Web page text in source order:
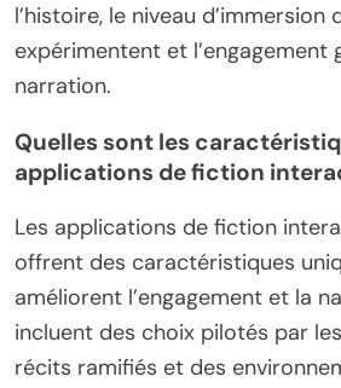
l’histoire, le niveau d’immersion
expérimentent et l’engagement
narration.
Quelles sont les
applications de fiction
Les applications de fiction
offrent des caractéristiques
améliorent l’engagement et la
incluent des choix pilotés par
récits ramifiés et des